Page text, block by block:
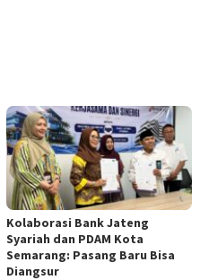
Kolaborasi Bank Jateng
Syariah dan PDAM Kota
Semarang: Pasang Baru Bisa
Diangsur